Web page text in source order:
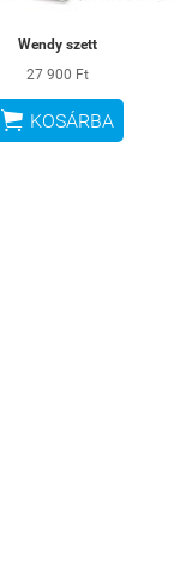
Wendy szett
27 900 Ft
 KOSÁRBA